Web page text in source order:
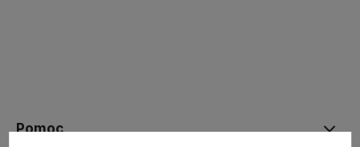
Pomoc